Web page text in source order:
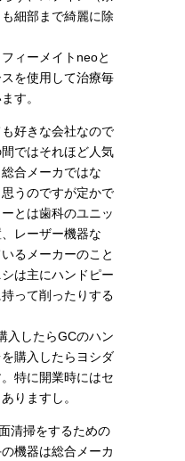
細部まで綺麗に除
ィーメイトneoと
を使用して治療毎
す。
好きな会社なので
ではそれほど人気
合メーカではな
うのですが定かで
とは歯科のユニッ
レーザー機器な
るメーカーのこと
は主にハンドピー
って削ったりする
入したらGCのハン
購入したらヨシダ
特に開業時にはセ
りますし。
清掃をするための
機器は総合メーカ